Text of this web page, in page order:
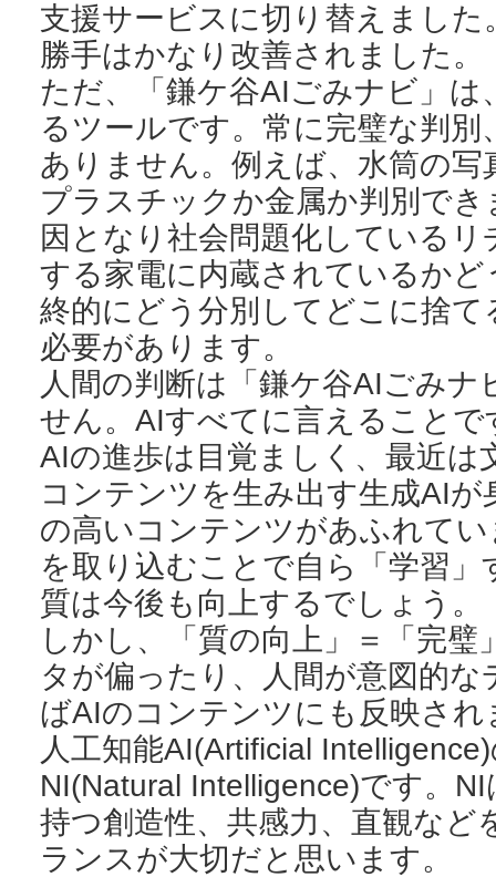
支援サービスに切り替えまし
勝手はかなり改善されました。
ただ、「鎌ケ谷AIごみナビ」
るツールです。常に完璧な判
ありません。例えば、水筒の
プラスチックか金属か判別で
因となり社会問題化している
する家電に内蔵されているか
終的にどう分別してどこに捨
必要があります。
人間の判断は「鎌ケ谷AIごみ
せん。AIすべてに言えることで
AIの進歩は目覚ましく、最近は
コンテンツを生み出す生成AI
の高いコンテンツがあふれて
を取り込むことで自ら「学習
質は今後も向上するでしょう。
しかし、「質の向上」＝「完
タが偏ったり、人間が意図的
ばAIのコンテンツにも反映され
人工知能AI(Artificial
NI(Natural Intelligence)です。
持つ創造性、共感力、直観など
ランスが大切だと思います。